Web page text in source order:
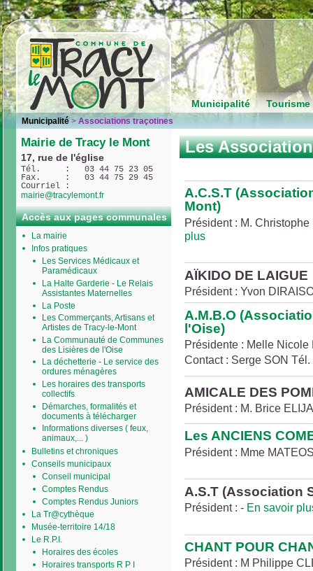
Municipalité
Municipalité > Associations traçotines
Mairie de Tracy le Mont
17, rue de l'église
Tél.     :   03 44 75 23 05
Fax.     :   03 44 75 29 45
Courriel :
mairie@tracylemont.fr
Accès aux pages communales
La mairie
Infos pratiques
Les Services Médicaux et
Paramédicaux
La Halte Garderie - Le Relais
Assistantes Maternelles
La Poste
Les Commerçants, Artisans et
Artistes de Tracy-le-Mont
La Communauté de Communes
des Lisières de l'Oise
La déchetterie - Le service des
ordures ménagères
Les horaires des transports
collectifs
Démarches, formalités et
documents à télécharger
Informations diverses ( feux,
animaux,... )
Bulletins et chroniques
Conseils municipaux
Conseil municipal
Comptes Rendus
Comptes Rendus Juniors
La Tr@cythèque
Musée-territoire 14/18
Le R.P.I.
Horaires des écoles
Horaires transports R P I
Les
A.C.S.T
Mont)
Président : M.
plus
AÏKIDO DE LAIGUE
Président : Yvon
A.M.B.O
l'Oise)
Présidente : Melle Nicole
Contact : Serge SON
AMICALE DES
Président : M. Brice
Les ANCIENS
Président : Mme
A.S.T (Association
Président : - En savoir
CHANT POUR
Président : M Philippe